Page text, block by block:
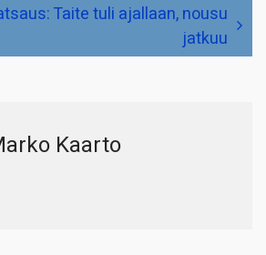
Taite tuli ajallaan, nousu
jatkuu
Kaarto